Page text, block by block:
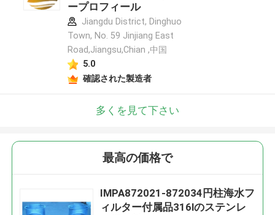
ープロフィール
Jiangdu District, Dinghuo
Town, No. 59 Jinjiang East
Road,Jiangsu,Chian ,中国
5.0
確認された製造者
多くを見て下さい
最高の価格で
IMPA872021-872034円柱海水フ
ィルター付属品316lのステンレ